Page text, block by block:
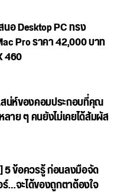
นอ Desktop PC ทรง
Pro ราคา 42,000 บาท
460
สน่ห์ของคอมประกอบที่คุณ
ลาย ๆ คนยังไม่เคยได้สัมผัส
5 ข้อควรรู้ ก่อนลงมือจัด
…จะได้ของถูกตาต้องใจ